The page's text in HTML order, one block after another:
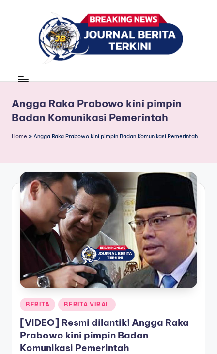
r
n
a
B
e
ri
t
a
r
k
n
news
Angga Raka Prabowo kini pimpin
Badan Komunikasi Pemerintah
Home » Angga Raka Prabowo kini pimpin Badan Komunikasi Pemerintah
Posted
in
BERITA BERITA VIRAL
[VIDEO] Resmi dilantik! Angga Raka
Prabowo kini pimpin Badan
Komunikasi Pemerintah